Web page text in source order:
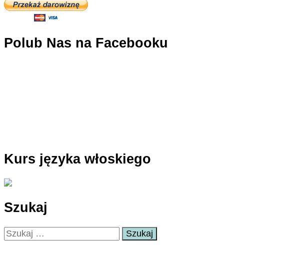
Polub Nas na Facebooku
Kurs języka włoskiego
Szukaj
Szukaj: